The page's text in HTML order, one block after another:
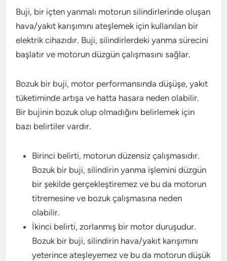
Buji, bir içten yanmalı motorun silindirlerinde oluşan
hava/yakıt karışımını ateşlemek için kullanılan bir
elektrik cihazıdır. Buji, silindirlerdeki yanma sürecini
başlatır ve motorun düzgün çalışmasını sağlar.
Bozuk bir buji, motor performansında düşüşe, yakıt
tüketiminde artışa ve hatta hasara neden olabilir.
Bir bujinin bozuk olup olmadığını belirlemek için
bazı belirtiler vardır.
Birinci belirti, motorun düzensiz çalışmasıdır.
Bozuk bir buji, silindirin yanma işlemini düzgün
bir şekilde gerçekleştiremez ve bu da motorun
titremesine ve bozuk çalışmasına neden
olabilir.
İkinci belirti, zorlanmış bir motor duruşudur.
Bozuk bir buji, silindirin hava/yakıt karışımını
yeterince ateşleyemez ve bu da motorun düşük